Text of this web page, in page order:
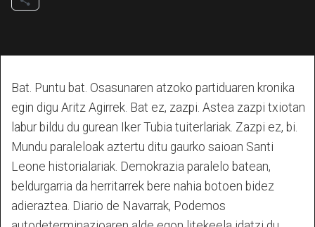
Bat. Puntu bat. Osasunaren atzoko partiduaren kronika
egin digu Aritz Agirrek. Bat ez, zazpi. Astea zazpi txiotan
labur bildu du gurean Iker Tubia tuiterlariak. Zazpi ez, bi.
Mundu paraleloak aztertu ditu gaurko saioan Santi
Leone historialariak. Demokrazia paralelo batean,
beldurgarria da herritarrek bere nahia botoen bidez
adieraztea. Diario de Navarrak, Podemos